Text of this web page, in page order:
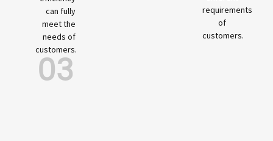
can fully
meet the
needs of
customers.
03
requirements
of
customers.